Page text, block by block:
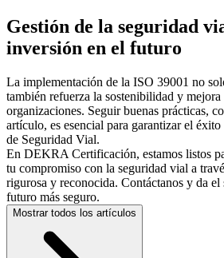
Gestión de la seguridad
inversión en el futuro
La implementación de la ISO 39001 no
también refuerza la sostenibilidad y
organizaciones. Seguir buenas prácticas,
artículo, es esencial para garantizar el
de Seguridad Vial.
En DEKRA Certificación, estamos listos
tu compromiso con la seguridad vial a
rigurosa y reconocida. Contáctanos y da el
futuro más seguro.
Mostrar todos los artículos